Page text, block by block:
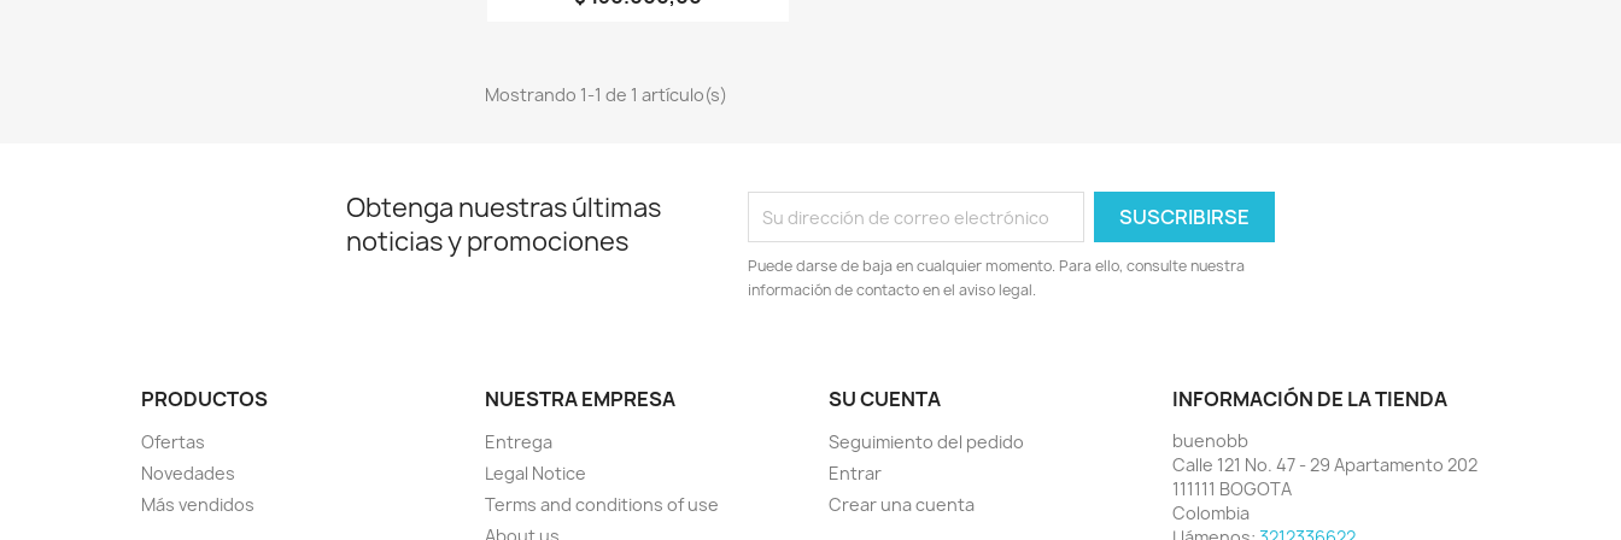
Mostrando 1-1 de 1 artículo(s)
Obtenga nuestras últimas
noticias y promociones
Puede darse de baja en cualquier momento. Para ello, consulte nuestra
información de contacto en el aviso legal.
PRODUCTOS
Ofertas
Novedades
Más vendidos
NUESTRA EMPRESA
Entrega
Legal Notice
Terms and conditions of use
SU CUENTA
Seguimiento del pedido
Entrar
Crear una cuenta
INFORMACIÓN DE LA TIENDA
buenobb
Calle 121 No. 47 - 29 Apartamento 202
111111 BOGOTA
Colombia